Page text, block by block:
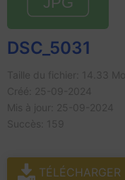
DSC_5031
TÉLÉCHARGER